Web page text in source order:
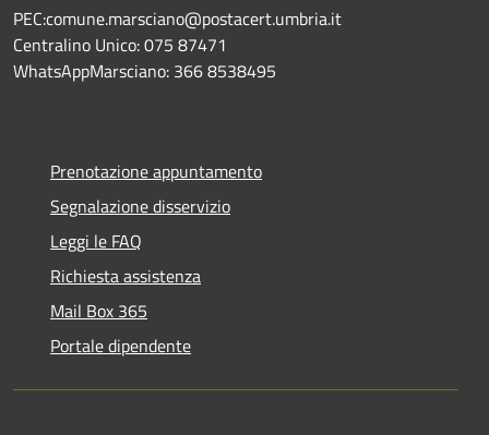
PEC:comune.marsciano@postacert.umbria.it
Centralino Unico: 075 87471
WhatsAppMarsciano: 366 8538495
Prenotazione appuntamento
Segnalazione disservizio
Leggi le FAQ
Richiesta assistenza
Mail Box 365
Portale dipendente